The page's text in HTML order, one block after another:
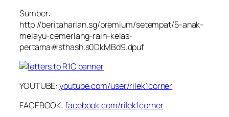
Sumber:
http://beritaharian.sg/premium/setempat/5-anak-
melayu-cemerlang-raih-kelas-
pertama#sthash.s0DkMBd9.dpuf
YOUTUBE:youtube.com/user/rilek1corner
FACEBOOK:facebook.com/rilek1corner